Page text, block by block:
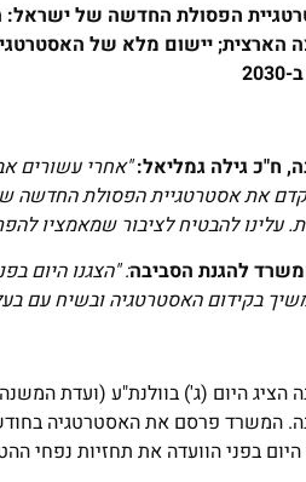
הפסולת החדשה של ישראל:
ח"כ גילה גמליאל: "אחרי עשורים
את אסטרטגיית הפסולת החדשה
עלינו להבטיח לציבור שמאמציו
להגנת הסביבה: "הצגנו היום
בקידום האסטרטגיה ובשיח עם
הציג היום (ג') בוולנת"ע (ועדת
המשרד פרסם את האסטרטגיה
היום בפני הוועדה את תחזיות נפחי